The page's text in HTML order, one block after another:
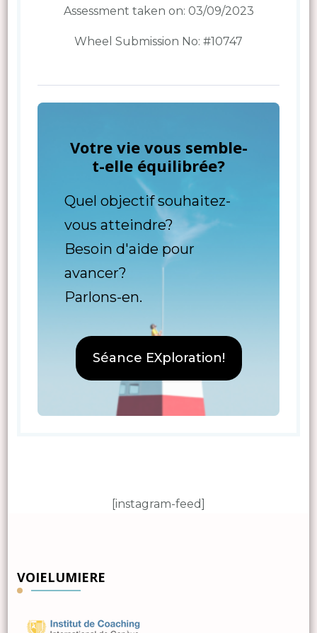
Assessment taken on: 03/09/2023
Wheel Submission No: #10747
Votre vie vous semble-
t-elle équilibrée?
Quel objectif souhaitez-
vous atteindre?
Besoin d'aide pour
avancer?
Parlons-en.
Séance EXploration!
[instagram-feed]
VOIELUMIERE